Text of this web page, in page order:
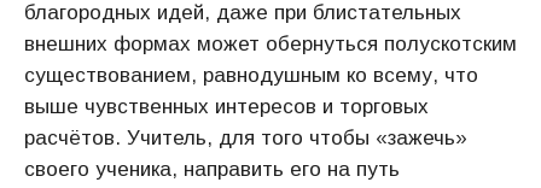
благородных идей, даже при блистательных
внешних формах может обернуться полускотским
существованием, равнодушным ко всему, что
выше чувственных интересов и торговых
расчётов. Учитель, для того чтобы «зажечь»
своего ученика, направить его на путь